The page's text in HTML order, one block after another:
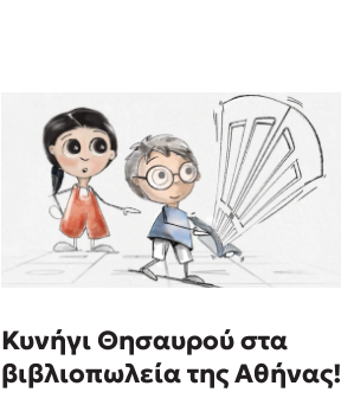
Κυνήγι Θησαυρού στα
βιβλιοπωλεία της Αθήνας!